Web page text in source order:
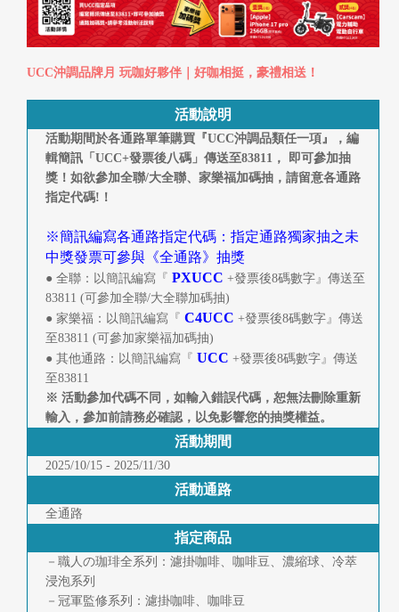
UCC沖調品牌月 玩咖好夥伴｜好咖相挺，豪禮相送！
活動說明
活動期間於各通路單筆購買『UCC沖調品類任一項』，編
輯簡訊「UCC+發票後八碼」傳送至83811， 即可參加抽
獎！如欲參加全聯/大全聯、家樂福加碼抽，請留意各通路
指定代碼!！
※簡訊編寫各通路指定代碼：指定通路獨家抽之未
中獎發票可參與《全通路》抽獎
● 全聯：以簡訊編寫『 PXUCC +發票後8碼數字』傳送至
83811 (可參加全聯/大全聯加碼抽)
● 家樂福：以簡訊編寫『 C4UCC +發票後8碼數字』傳送
至83811 (可參加家樂福加碼抽)
● 其他通路：以簡訊編寫『 UCC +發票後8碼數字』傳送
至83811
※ 活動參加代碼不同，如輸入錯誤代碼，恕無法刪除重新
輸入，參加前請務必確認，以免影響您的抽獎權益。
活動期間
2025/10/15 - 2025/11/30
活動通路
全通路
指定商品
－職人の珈琲全系列：濾掛咖啡、咖啡豆、濃縮球、冷萃
浸泡系列
－冠軍監修系列：濾掛咖啡、咖啡豆